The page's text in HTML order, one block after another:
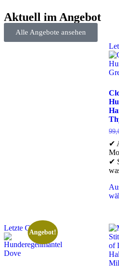
Aktuell im Angebot
Alle Angebote ansehen
✔
✔
Letzte Chance
Angebot!